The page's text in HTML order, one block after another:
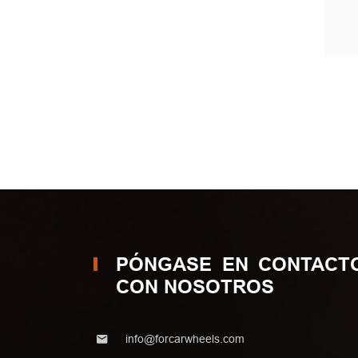
PÓNGASE EN
CON NOSOTROS
info@forcarwheels.com